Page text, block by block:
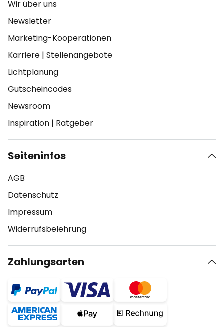
Wir über uns
Newsletter
Marketing-Kooperationen
Karriere | Stellenangebote
Lichtplanung
Gutscheincodes
Newsroom
Inspiration | Ratgeber
Seiteninfos
AGB
Datenschutz
Impressum
Widerrufsbelehrung
Zahlungsarten